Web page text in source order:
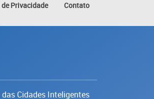
Privacidade Contato
Cidades Inteligentes